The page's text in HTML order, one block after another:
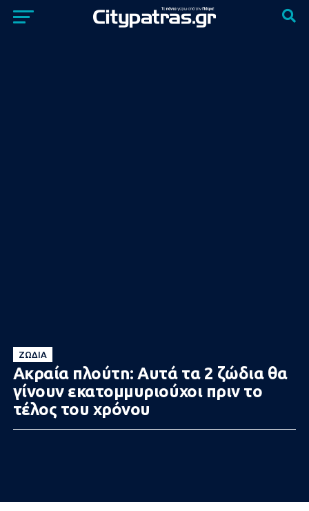
ΖΏΔΙΑ
Ακραία πλούτn: Aυτά τα 2 ζώδια θα
γίνουν εκατoμμυριoύχοι πριν το
τέλος του χρόνου